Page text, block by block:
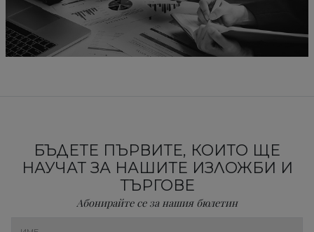
БЪДЕТЕ ПЪРВИТЕ, КОИТО ЩЕ
НАУЧАТ ЗА НАШИТЕ ИЗЛОЖБИ И
ТЪРГОВЕ
Абонирайте се за нашия бюлетин